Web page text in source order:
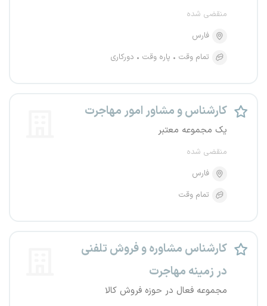
منقضی شده
فارس
تمام وقت
پاره وقت دورکاری
کارشناس و مشاور امور مهاجرت
یک مجموعه معتبر
منقضی شده
فارس
تمام وقت
کارشناس مشاوره و فروش تلفنی
در زمینه مهاجرت
مجموعه فعال در حوزه فروش کالا